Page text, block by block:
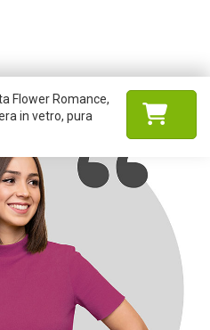
Flower Romance,
in vetro, pura